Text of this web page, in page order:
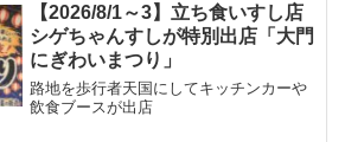
【2026/8/1～3】立ち食いすし店
シゲちゃんすしが特別出店「大門
にぎわいまつり」
路地を歩行者天国にしてキッチンカーや
飲食ブースが出店